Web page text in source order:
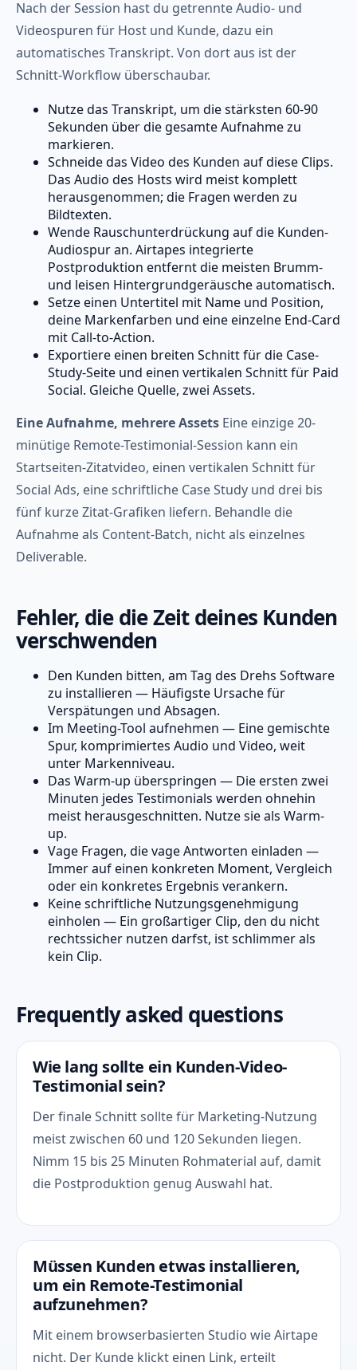
Nach der Session hast du getrennte Audio- und
Videospuren für Host und Kunde, dazu ein
automatisches Transkript. Von dort aus ist der
Schnitt-Workflow überschaubar.
Nutze das Transkript, um die stärksten 60-90
Sekunden über die gesamte Aufnahme zu
markieren.
Schneide das Video des Kunden auf diese Clips.
Das Audio des Hosts wird meist komplett
herausgenommen; die Fragen werden zu
Bildtexten.
Wende Rauschunterdrückung auf die Kunden-
Audiospur an. Airtapes integrierte
Postproduktion entfernt die meisten Brumm-
und leisen Hintergrundgeräusche automatisch.
Setze einen Untertitel mit Name und Position,
deine Markenfarben und eine einzelne End-Card
mit Call-to-Action.
Exportiere einen breiten Schnitt für die Case-
Study-Seite und einen vertikalen Schnitt für Paid
Social. Gleiche Quelle, zwei Assets.
Eine Aufnahme, mehrere Assets Eine einzige 20-
minütige Remote-Testimonial-Session kann ein
Startseiten-Zitatvideo, einen vertikalen Schnitt für
Social Ads, eine schriftliche Case Study und drei bis
fünf kurze Zitat-Grafiken liefern. Behandle die
Aufnahme als Content-Batch, nicht als einzelnes
Deliverable.
Fehler, die die Zeit deines Kunden
verschwenden
Den Kunden bitten, am Tag des Drehs Software
zu installieren — Häufigste Ursache für
Verspätungen und Absagen.
Im Meeting-Tool aufnehmen — Eine gemischte
Spur, komprimiertes Audio und Video, weit
unter Markenniveau.
Das Warm-up überspringen — Die ersten zwei
Minuten jedes Testimonials werden ohnehin
meist herausgeschnitten. Nutze sie als Warm-
up.
Vage Fragen, die vage Antworten einladen —
Immer auf einen konkreten Moment, Vergleich
oder ein konkretes Ergebnis verankern.
Keine schriftliche Nutzungsgenehmigung
einholen — Ein großartiger Clip, den du nicht
rechtssicher nutzen darfst, ist schlimmer als
kein Clip.
Frequently asked questions
Wie lang sollte ein Kunden-Video-
Testimonial sein?
Der finale Schnitt sollte für Marketing-Nutzung
meist zwischen 60 und 120 Sekunden liegen.
Nimm 15 bis 25 Minuten Rohmaterial auf, damit
die Postproduktion genug Auswahl hat.
Müssen Kunden etwas installieren,
um ein Remote-Testimonial
aufzunehmen?
Mit einem browserbasierten Studio wie Airtape
nicht. Der Kunde klickt einen Link, erteilt